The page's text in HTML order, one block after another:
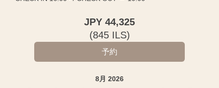
JPY 44,325
(845ILS)
8月 2026